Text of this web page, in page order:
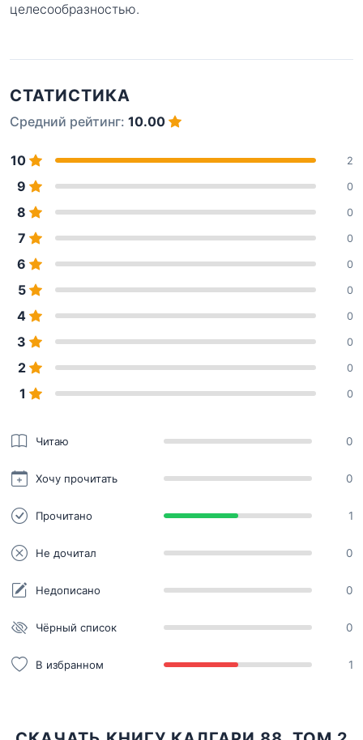
целесообразностью.
СТАТИСТИКА
Средний рейтинг: 10.00
10 2
9 0
8 0
7 0
6 0
5 0
4 0
3 0
2 0
1 0
Читаю 0
Хочу прочитать 0
Прочитано 1
Не дочитал 0
Недописано 0
Чёрный список 0
В избранном 1